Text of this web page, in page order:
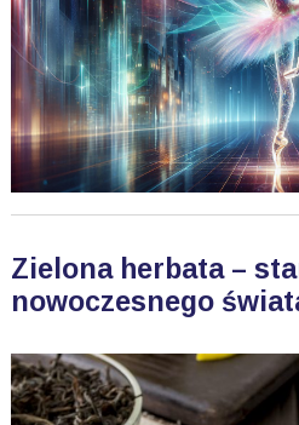
Zielona herbata –
nowoczesnego